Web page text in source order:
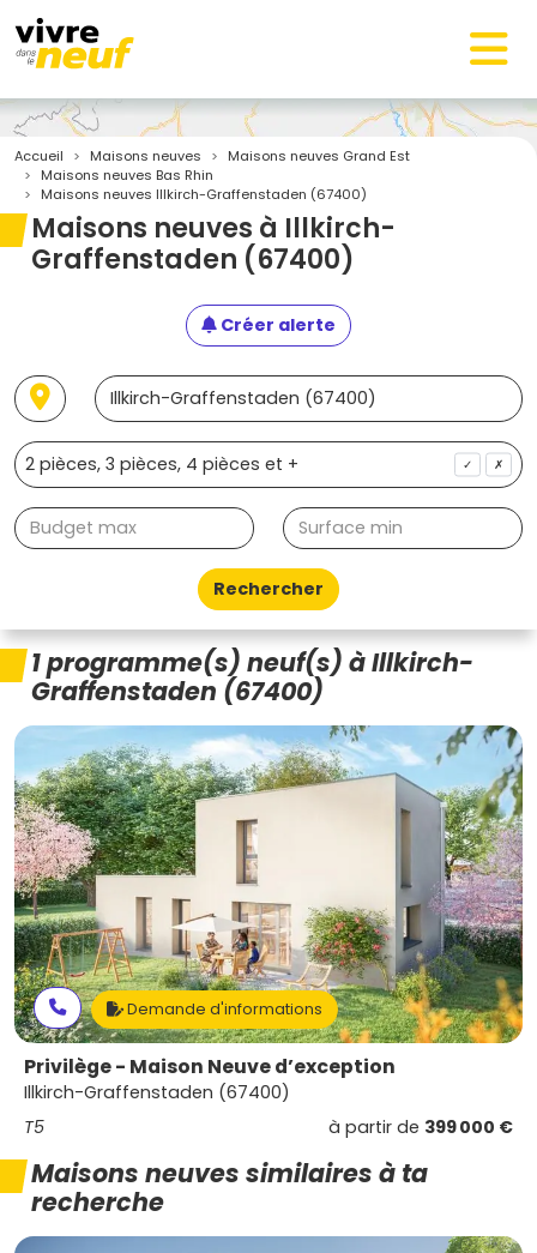
Accueil Maisons neuves
Maisons neuves Grand Est
Maisons neuves Bas Rhin
Maisons neuves Illkirch-Graffenstaden (67400)
Maisons neuves à Illkirch-
Graffenstaden (67400)
Créer alerte
✓ ✗
Rechercher
1 programme(s) neuf(s) à Illkirch-
Graffenstaden (67400)
Demande d'informations
Privilège - Maison Neuve d’exception
Illkirch-Graffenstaden (67400)
T5
à partir de 399 000 €
Maisons neuves similaires à ta
recherche